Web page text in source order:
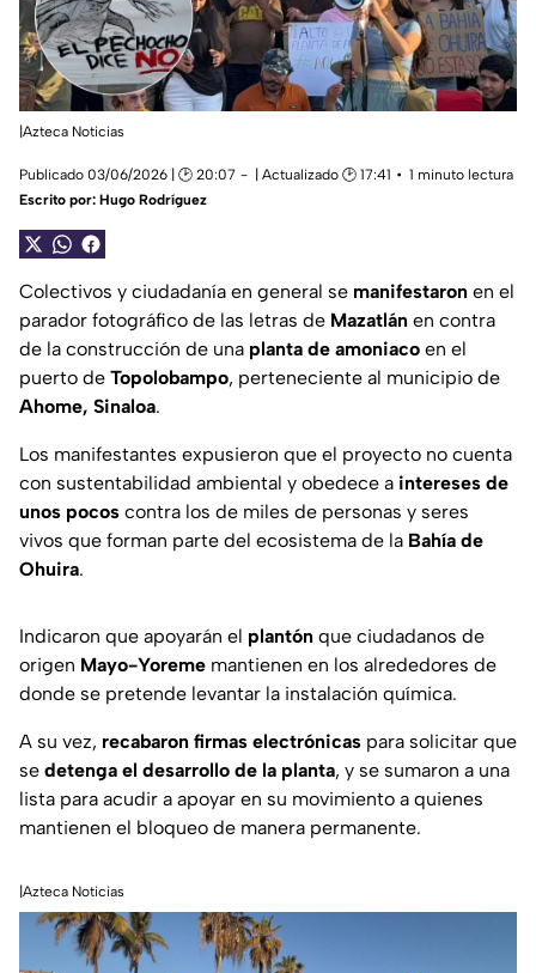
|Azteca Noticias
Publicado 03/06/2026 | 🕑 20:07 | Actualizado 🕑 17:41
1 minuto lectura
Escrito por: Hugo Rodríguez
Colectivos y ciudadanía en general se manifestaron en el
parador fotográfico de las letras de Mazatlán en contra
de la construcción de una planta de amoniaco en el
puerto de Topolobampo, perteneciente al municipio de
Ahome, Sinaloa.
Los manifestantes expusieron que el proyecto no cuenta
con sustentabilidad ambiental y obedece a intereses de
unos pocos contra los de miles de personas y seres
vivos que forman parte del ecosistema de la Bahía de
Ohuira.
Indicaron que apoyarán el plantón que ciudadanos de
origen Mayo-Yoreme mantienen en los alrededores de
donde se pretende levantar la instalación química.
A su vez, recabaron firmas electrónicas para solicitar que
se detenga el desarrollo de la planta, y se sumaron a una
lista para acudir a apoyar en su movimiento a quienes
mantienen el bloqueo de manera permanente.
|Azteca Noticias